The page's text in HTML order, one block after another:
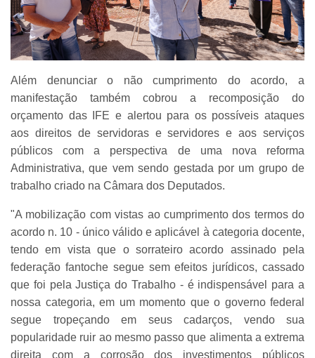
Além denunciar o não cumprimento do acordo, a
manifestação também cobrou a recomposição do
orçamento das IFE e alertou para os possíveis ataques
aos direitos de servidoras e servidores e aos serviços
públicos com a perspectiva de uma nova reforma
Administrativa, que vem sendo gestada por um grupo de
trabalho criado na Câmara dos Deputados.
"A mobilização com vistas ao cumprimento dos termos do
acordo n. 10 - único válido e aplicável à categoria docente,
tendo em vista que o sorrateiro acordo assinado pela
federação fantoche segue sem efeitos jurídicos, cassado
que foi pela Justiça do Trabalho - é indispensável para a
nossa categoria, em um momento que o governo federal
segue tropeçando em seus cadarços, vendo sua
popularidade ruir ao mesmo passo que alimenta a extrema
direita com a corrosão dos investimentos públicos